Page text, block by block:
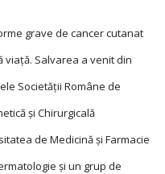
grave de cancer cutanat
viață. Salvarea a venit din
Societății Române de
și Chirurgicală
de Medicină și Farmacie
și un grup de